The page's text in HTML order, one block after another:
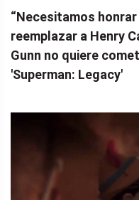
“Necesitamos
reemplazar a Henry
Gunn no quiere
'Superman: Legacy'